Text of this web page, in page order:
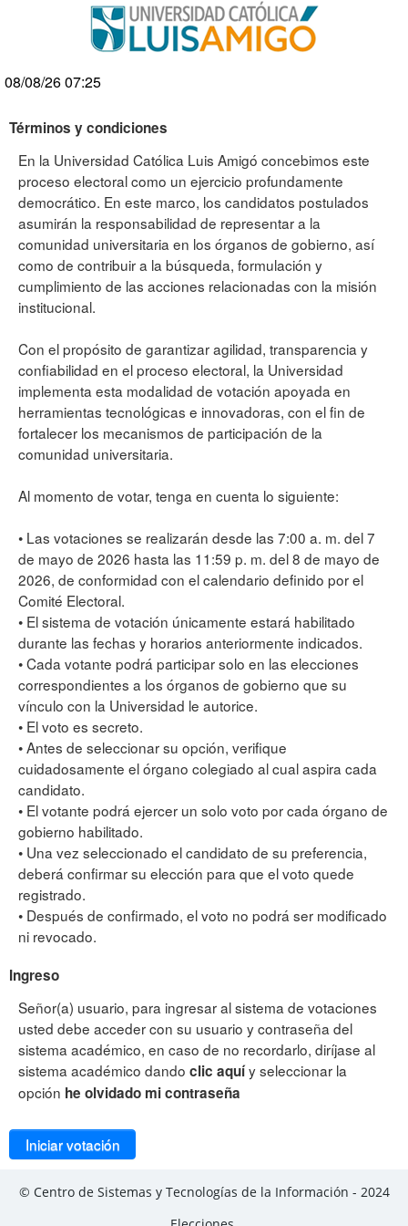
08/08/26 07:25
Elecciones
Términos y condiciones
En la Universidad Católica Luis Amigó concebimos este
proceso electoral como un ejercicio profundamente
democrático. En este marco, los candidatos postulados
asumirán la responsabilidad de representar a la
comunidad universitaria en los órganos de gobierno, así
como de contribuir a la búsqueda, formulación y
cumplimiento de las acciones relacionadas con la misión
institucional.
Con el propósito de garantizar agilidad, transparencia y
confiabilidad en el proceso electoral, la Universidad
implementa esta modalidad de votación apoyada en
herramientas tecnológicas e innovadoras, con el fin de
fortalecer los mecanismos de participación de la
comunidad universitaria.
Al momento de votar, tenga en cuenta lo siguiente:
• Las votaciones se realizarán desde las 7:00 a. m. del 7
de mayo de 2026 hasta las 11:59 p. m. del 8 de mayo de
2026, de conformidad con el calendario definido por el
Comité Electoral.
• El sistema de votación únicamente estará habilitado
durante las fechas y horarios anteriormente indicados.
• Cada votante podrá participar solo en las elecciones
correspondientes a los órganos de gobierno que su
vínculo con la Universidad le autorice.
• El voto es secreto.
• Antes de seleccionar su opción, verifique
cuidadosamente el órgano colegiado al cual aspira cada
candidato.
• El votante podrá ejercer un solo voto por cada órgano de
gobierno habilitado.
• Una vez seleccionado el candidato de su preferencia,
deberá confirmar su elección para que el voto quede
registrado.
• Después de confirmado, el voto no podrá ser modificado
ni revocado.
Ingreso
Señor(a) usuario, para ingresar al sistema de votaciones
usted debe acceder con su usuario y contraseña del
sistema académico, en caso de no recordarlo, diríjase al
sistema académico dando clic aquíy seleccionar la
opción he olvidado mi contraseña
Iniciar votación
© Centro de Sistemas y Tecnologías de la Información - 2024